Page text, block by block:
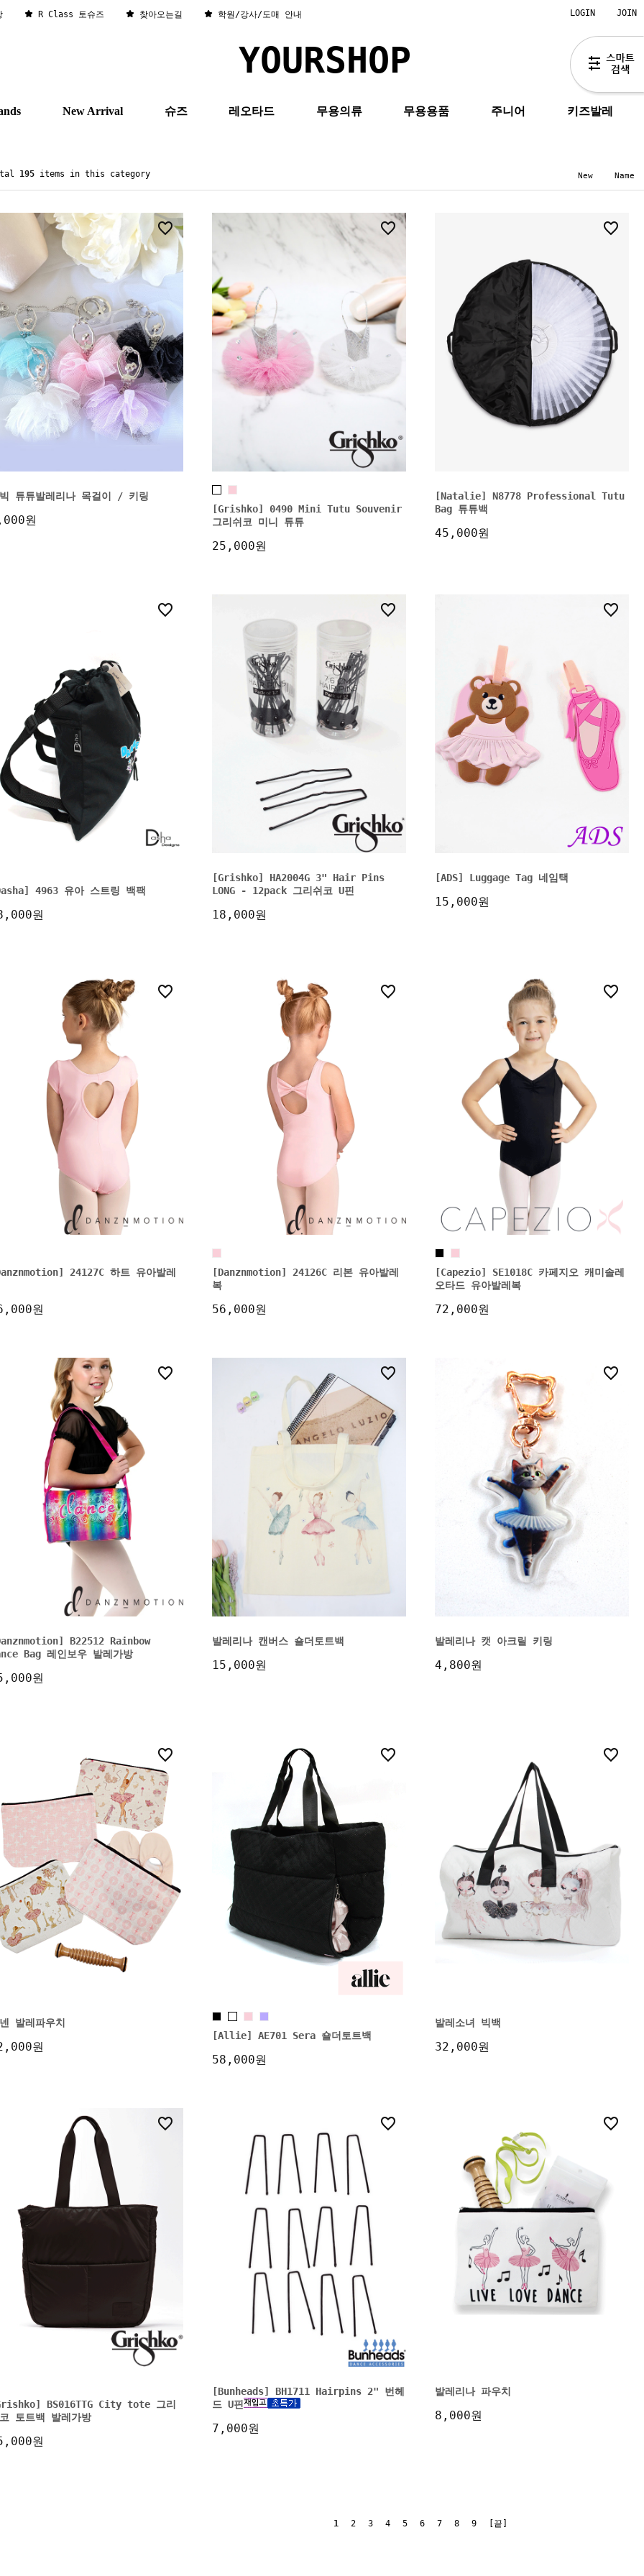
R Class 토슈즈 찾아오는길 학원/강사/도매 안내 LOGIN JOIN
YOURSHOP
New Arrival 슈즈 레오타드 무용의류 무용용품 주니어 키즈발레
195items in this category New Name
4
튜튜발레리나 목걸이 / 키링
원
[Grishko] 0490 Mini Tutu Souvenir
그리쉬코 미니 튜튜
25,000원
[Natalie] N8778 Professional Tutu
Bag 튜튜백
45,000원
4963 유아 스트링 백팩
원
[Grishko] HA2004G 3" Hair Pins
LONG - 12pack 그리쉬코 U핀
18,000원
[ADS] Luggage Tag 네임택
15,000원
24127C 하트 유아발레
원
[Danznmotion] 24126C 리본 유아발레
복
56,000원
[Capezio] SE1018C 카페지오 캐미솔레
오타드 유아발레복
72,000원
B22512 Rainbow
Bag 레인보우 발레가방
원
발레리나 캔버스 숄더토트백
15,000원
발레리나 캣 아크릴 키링
4,800원
3
발레파우치
원
[Allie] AE701 Sera 숄더토트백
58,000원
발레소녀 빅백
32,000원
BS016TTG City tote 그리
토트백 발레가방
원
[Bunheads] BH1711 Hairpins 2" 번헤
드 U핀
7,000원
발레리나 파우치
8,000원
1 2 3 4 5 6 7 8 9 [끝]